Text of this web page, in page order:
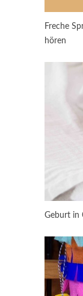
Freche
hören
Geburt in